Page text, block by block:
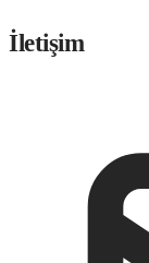
İletişim